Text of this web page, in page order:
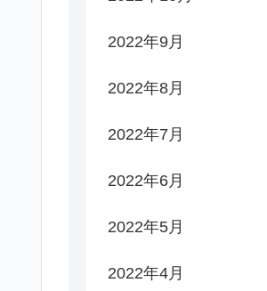
2022年9月
2022年8月
2022年7月
2022年6月
2022年5月
2022年4月